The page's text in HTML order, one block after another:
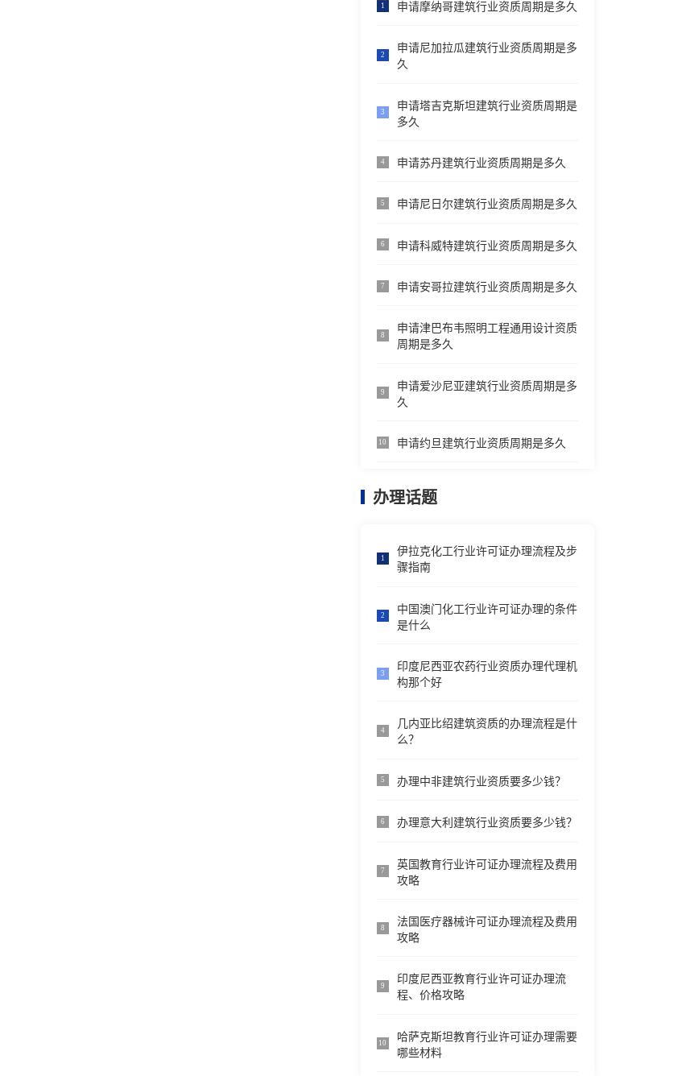
1 申请摩纳哥建筑行业资质周期是多久
2
申请尼加拉瓜建筑行业资质周期是多
久
3
申请塔吉克斯坦建筑行业资质周期是
多久
4 申请苏丹建筑行业资质周期是多久
5 申请尼日尔建筑行业资质周期是多久
6 申请科威特建筑行业资质周期是多久
7 申请安哥拉建筑行业资质周期是多久
8
申请津巴布韦照明工程通用设计资质
周期是多久
9
申请爱沙尼亚建筑行业资质周期是多
久
10 申请约旦建筑行业资质周期是多久
办理话题
1
伊拉克化工行业许可证办理流程及步
骤指南
2
中国澳门化工行业许可证办理的条件
是什么
3
印度尼西亚农药行业资质办理代理机
构那个好
4
几内亚比绍建筑资质的办理流程是什
么？
5 办理中非建筑行业资质要多少钱？
6 办理意大利建筑行业资质要多少钱？
7
英国教育行业许可证办理流程及费用
攻略
8
法国医疗器械许可证办理流程及费用
攻略
9
印度尼西亚教育行业许可证办理流
程、价格攻略
10
哈萨克斯坦教育行业许可证办理需要
哪些材料